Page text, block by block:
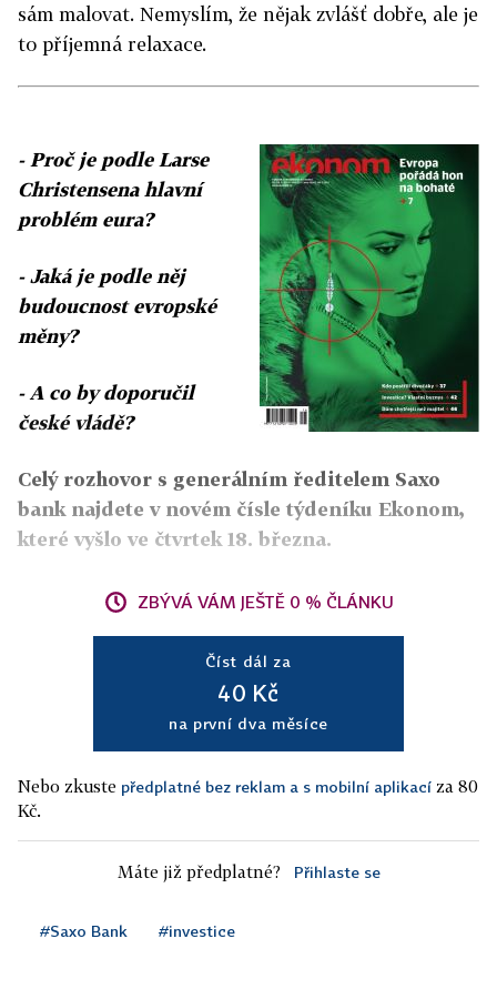
sám malovat. Nemyslím, že nějak zvlášť dobře, ale je
to příjemná relaxace.
- Proč je podle Larse
Christensena hlavní
problém eura?
- Jaká je podle něj
budoucnost evropské
měny?
- A co by doporučil
české vládě?
Celý rozhovor s generálním ředitelem Saxo
bank najdete v novém čísle týdeníku Ekonom,
které vyšlo ve čtvrtek 18. března.
ZBÝVÁ VÁM JEŠTĚ 0 % ČLÁNKU
Číst dál za
40 Kč
na první dva měsíce
Nebo zkuste předplatné bez reklam a s mobilní aplikací za 80
Kč.
Máte již předplatné? Přihlaste se
#Saxo Bank #investice